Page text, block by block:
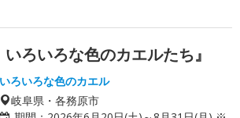
ろいろな色のカエルたち』
いろいろな色のカエル
岐阜県・各務原市